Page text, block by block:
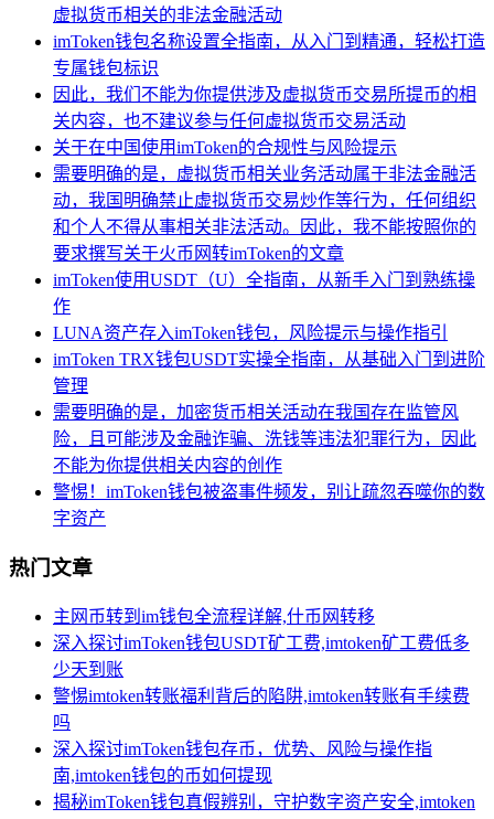
虚拟货币相关的非法金融活动
imToken钱包名称设置全指南，从入门到精通，轻松打造
专属钱包标识
因此，我们不能为你提供涉及虚拟货币交易所提币的相
关内容，也不建议参与任何虚拟货币交易活动
关于在中国使用imToken的合规性与风险提示
需要明确的是，虚拟货币相关业务活动属于非法金融活
动，我国明确禁止虚拟货币交易炒作等行为，任何组织
和个人不得从事相关非法活动。因此，我不能按照你的
要求撰写关于火币网转imToken的文章
imToken使用USDT（U）全指南，从新手入门到熟练操
作
LUNA资产存入imToken钱包，风险提示与操作指引
imToken TRX钱包USDT实操全指南，从基础入门到进阶
管理
需要明确的是，加密货币相关活动在我国存在监管风
险，且可能涉及金融诈骗、洗钱等违法犯罪行为，因此
不能为你提供相关内容的创作
警惕！imToken钱包被盗事件频发，别让疏忽吞噬你的数
字资产
热门文章
主网币转到im钱包全流程详解,什币网转移
深入探讨imToken钱包USDT矿工费,imtoken矿工费低多
少天到账
警惕imtoken转账福利背后的陷阱,imtoken转账有手续费
吗
深入探讨imToken钱包存币，优势、风险与操作指
南,imtoken钱包的币如何提现
揭秘imToken钱包真假辨别，守护数字资产安全,imtoken